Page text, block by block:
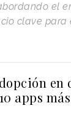
el
clave
en
apps más